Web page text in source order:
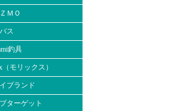
ＭＯ
バス
釣具
（モリックス）
ブランド
ターゲット